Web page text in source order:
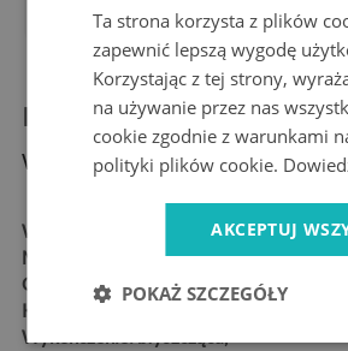
Informacje o produkcie:
Wymiary produktu:
Wymiary:
Materiał:
szkło hartowane
Grubość: 4 mm
Kształt:
okrągły
Wykończenie:
Ta strona korzysta z plików
zapewnić lepszą wygodę
Korzystając z tej strony,
na używanie przez nas
cookie zgodnie z warunkami
polityki plików cookie.
AKCEPTUJ
POKAŻ SZCZEGÓŁY